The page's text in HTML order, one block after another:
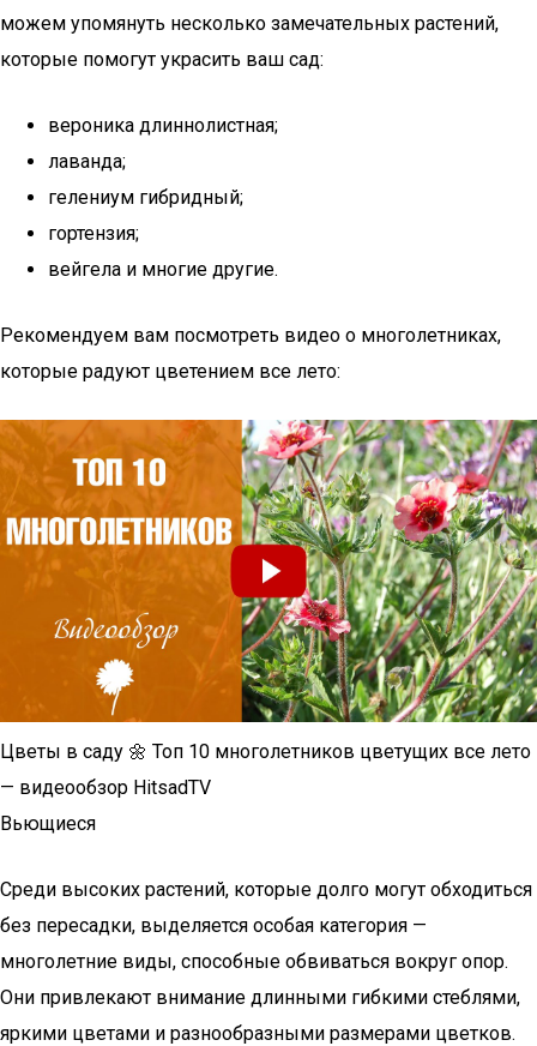
можем упомянуть несколько замечательных растений,
которые помогут украсить ваш сад:
вероника длиннолистная;
лаванда;
гелениум гибридный;
гортензия;
вейгела и многие другие.
Рекомендуем вам посмотреть видео о многолетниках,
которые радуют цветением все лето:
Цветы в саду 🌼 Топ 10 многолетников цветущих все лето
— видеообзор HitsadTV
Вьющиеся
Среди высоких растений, которые долго могут обходиться
без пересадки, выделяется особая категория —
многолетние виды, способные обвиваться вокруг опор.
Они привлекают внимание длинными гибкими стеблями,
яркими цветами и разнообразными размерами цветков.